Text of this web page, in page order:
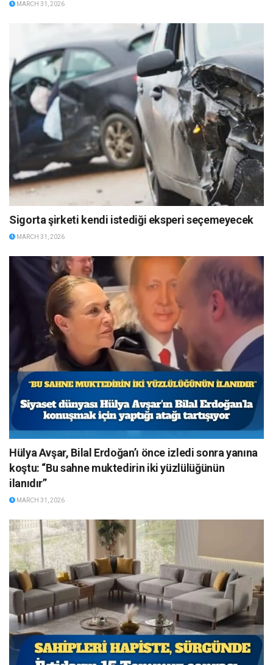
MARCH 31, 2026
Sigorta şirketi kendi istediği eksperi seçemeyecek
MARCH 31, 2026
Hülya Avşar, Bilal Erdoğan’ı önce izledi sonra yanına
koştu: “Bu sahne muktedirin iki yüzlülüğünün
ilanıdır”
MARCH 31, 2026